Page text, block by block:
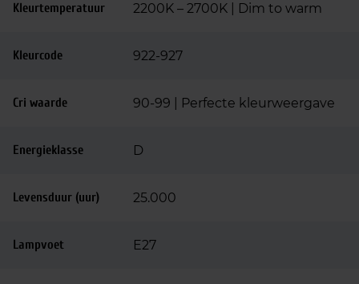
Kleurtemperatuur 2200K – 2700K | Dim to warm
Kleurcode 922-927
Cri waarde 90-99 | Perfecte kleurweergave
Energieklasse D
Levensduur (uur) 25.000
Lampvoet E27